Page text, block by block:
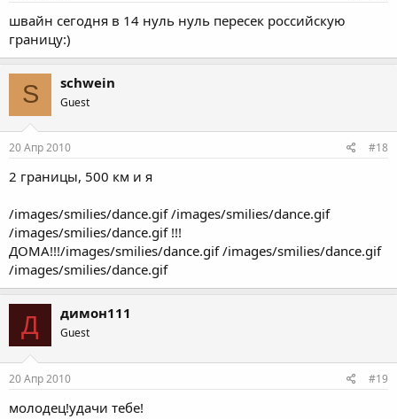
швайн сегодня в 14 нуль нуль пересек российскую
границу:)
S schwein
Guest
20 Апр 2010 #18
2 границы, 500 км и я
/images/smilies/dance.gif /images/smilies/dance.gif
/images/smilies/dance.gif !!!
ДОМА!!!/images/smilies/dance.gif /images/smilies/dance.gif
/images/smilies/dance.gif
Д димон111
Guest
20 Апр 2010 #19
молодец!удачи тебе!